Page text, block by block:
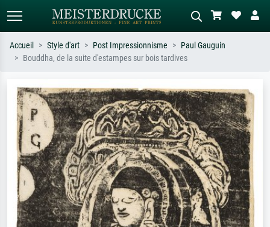
Recherchez par artiste, titre ou style –
ex. Monet, Nuit étoilée,
impressionnisme, vague de Hokusai,
nu.
Décrivez la scène – ex. prairie verte,
abstrait avec beaucoup de rouge,
tableau sombre, nu debout près d'un
arbre.
Accueil Style d'art Post Impressionnisme
Paul Gauguin
Bouddha, de la suite d'estampes sur bois tardives